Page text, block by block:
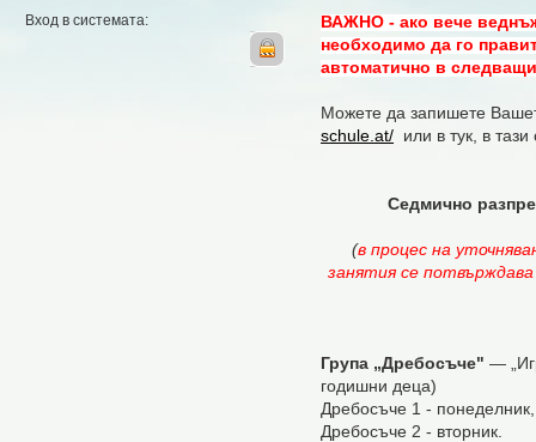
Вход в системата:
ВАЖНО - ако вече
необходимо да го
автоматично в
Можете да запишете
schule.at/ или в тук, в
Седмично
(в процес на
занятиясе
Група „Дребосъче" —
годишни деца)
Дребосъче 1 - понеделник,
Дребосъче 2 - вторник.